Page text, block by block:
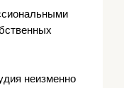
неизменно